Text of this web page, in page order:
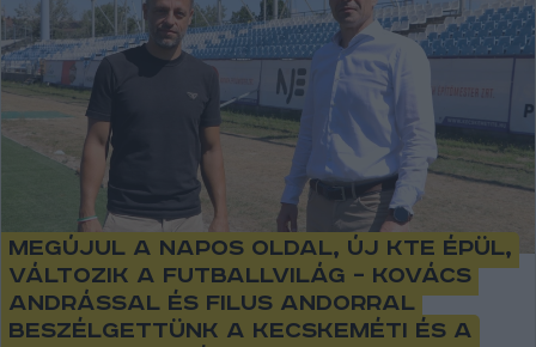
Megújul a napos oldal, új KTE épül,
változik a futballvilág – Kovács
Andrással és Filus Andorral
beszélgettünk a kecskeméti és a